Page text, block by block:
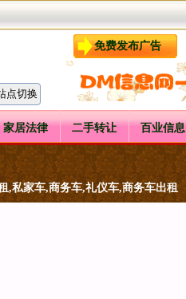
免费发布广告
家居法律 二手转让 百业信息
,私家车,商务车,礼仪车,商务车出租